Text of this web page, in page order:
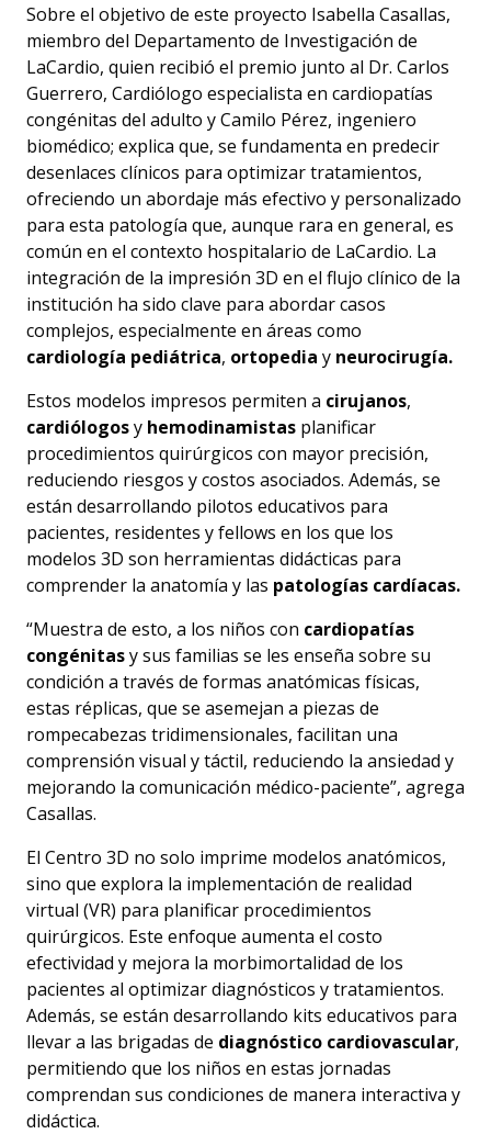
Accesibilidad
Sobre el objetivo de este proyecto Isabella Casallas,
miembro del Departamento de Investigación de
LaCardio, quien recibió el premio junto al Dr. Carlos
Guerrero, Cardiólogo especialista en cardiopatías
congénitas del adulto y Camilo Pérez, ingeniero
biomédico; explica que, se fundamenta en predecir
desenlaces clínicos para optimizar tratamientos,
ofreciendo un abordaje más efectivo y personalizado
para esta patología que, aunque rara en general, es
común en el contexto hospitalario de LaCardio. La
integración de la impresión 3D en el flujo clínico de la
institución ha sido clave para abordar casos
complejos, especialmente en áreas como
cardiología pediátrica, ortopedia y neurocirugía.
Estos modelos impresos permiten a cirujanos,
cardiólogosy hemodinamistas planificar
procedimientos quirúrgicos con mayor precisión,
reduciendo riesgos y costos asociados. Además, se
están desarrollando pilotos educativos para
pacientes, residentes y fellows en los que los
modelos 3D son herramientas didácticas para
comprender la anatomía y las patologías cardíacas.
“Muestra de esto, a los niños con cardiopatías
congénitasy sus familias se les enseña sobre su
condición a través de formas anatómicas físicas,
estas réplicas, que se asemejan a piezas de
rompecabezas tridimensionales, facilitan una
comprensión visual y táctil, reduciendo la ansiedad y
mejorando la comunicación médico-paciente”, agrega
Casallas.
El Centro 3D no solo imprime modelos anatómicos,
sino que explora la implementación de realidad
virtual (VR) para planificar procedimientos
quirúrgicos. Este enfoque aumenta el costo
efectividad y mejora la morbimortalidad de los
pacientes al optimizar diagnósticos y tratamientos.
Además, se están desarrollando kits educativos para
llevar a las brigadas de diagnóstico cardiovascular,
permitiendo que los niños en estas jornadas
comprendan sus condiciones de manera interactiva y
didáctica.